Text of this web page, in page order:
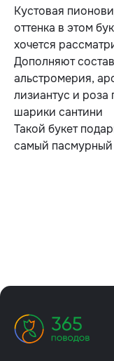
Кустовая
оттенка в этом
хочется
Дополняют
альстромерия,
лизиантус и роза
шарики сантини
Такой букет
самый